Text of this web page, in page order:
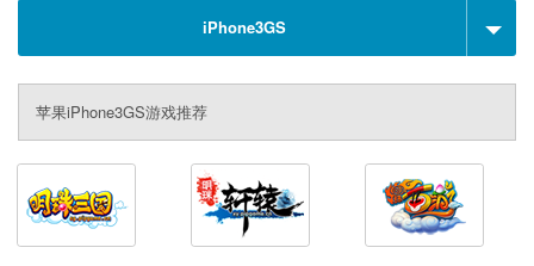
iPhone3GS
苹果iPhone3GS游戏推荐